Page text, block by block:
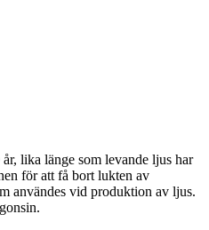
lika länge som levande ljus har
för att få bort lukten av
användes vid produktion av ljus.